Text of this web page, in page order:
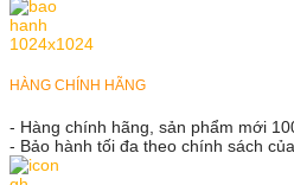
HÀNG CHÍNH HÃNG
- Hàng chính hãng, sản phẩm mới
- Bảo hành tối đa theo chính sách